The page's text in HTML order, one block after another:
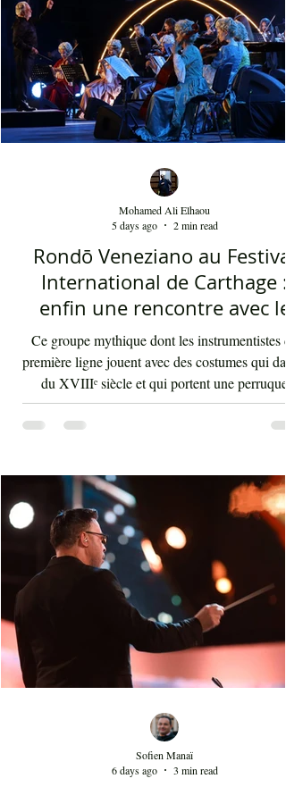
Rondō Veneziano au Festival
International de Carthage :
enfin une rencontre avec le
public tunisien
Ce groupe mythique dont les instrumentistes
première ligne jouent avec des costumes qui
du XVIIIᵉ siècle et qui portent une perruque
blanche a été présent le 4 août 2026 sur les
planches du festival de Carthage. Dans les
qui sont venus se rappeler des années 80 et
90 où la culture italienne dominait le paysage
télévisuel tunisien. Conduit par l'énergique
d'orch
Mohamed Ali Elhaou
5 days ago
2 min read
Sofien Manaï
6 days ago
3 min read